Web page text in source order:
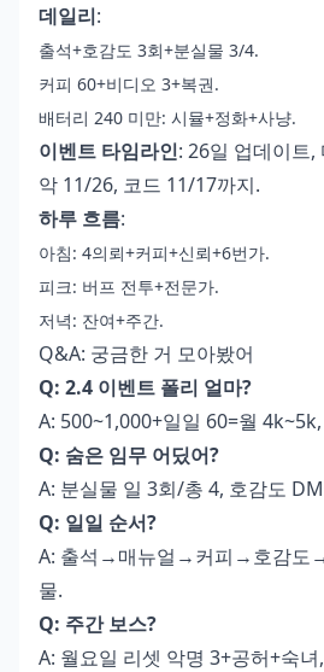
데일리:
출석+호감도 3회+분실물 3/4.
커피 60+비디오 3+복권.
배터리 240 미만: 시뮬+정화+사냥.
이벤트 타임라인: 26일 업데이트
악 11/26, 코드 11/17까지.
하루 흐름:
아침: 4의뢰+커피+신뢰+6번가.
피크: 버프 전투+전문가.
저녁: 잔여+주간.
Q&A: 궁금한 거 모아봤어
Q: 2.4 이벤트 폴리 얼마?
A: 500~1,000+일일 60=월
Q: 숨은 임무 어딨어?
A: 분실물 일 3회/총 4, 호감도
Q: 일일 순서?
A: 출석→매뉴얼→커피→호감도
물.
Q: 주간 보스?
A: 월요일 리셋 악명 3+공허+숙